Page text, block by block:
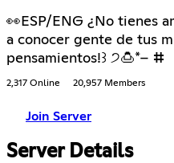
👀ESP/ENG ¿No tienes
a conocer gente de tus
pensamientos!꒱ ੭🍮*– ⵌ
2,317 Online 20,957 Members
Join Server
Server Details